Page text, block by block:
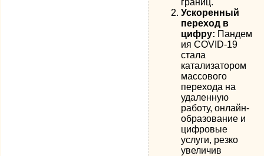
границ.
Ускоренный
переход в
цифру: Пандем
ия COVID-19
стала
катализатором
массового
перехода на
удаленную
работу, онлайн-
образование и
цифровые
услуги, резко
увеличив